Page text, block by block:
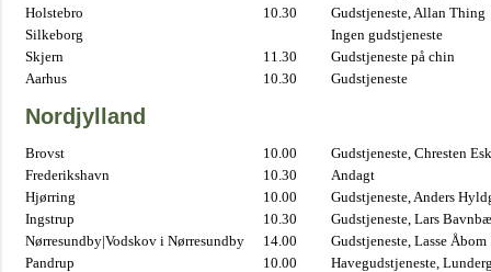
Holstebro
10.30
Gudstjeneste, Allan Thing
Silkeborg
Ingen gudstjeneste
Skjern
11.30
Gudstjeneste på chin
Aarhus
10.30 Gudstjeneste
Nordjylland
Brovst 10.00
Gudstjeneste, Chresten
Frederikshavn
10.30
Andagt
Hjørring
10.00
Gudstjeneste, Anders
Ingstrup
10.30
Gudstjeneste, Lars
Nørresundby|Vodskov i Nørresundby
14.00
Gudstjeneste, Lasse Åbom
Pandrup
10.00
Havegudstjeneste,